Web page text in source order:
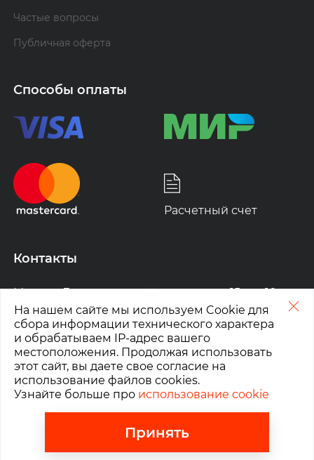
Частые вопросы
Публичная оферта
Способы оплаты
Расчетный счет
Контакты
Москва,Ленинградский проспект, д. 15 стр.10
График работы:
ПН-ПТ: 10:00-19:00
СБ, ВС: выходной
+7 (495) 780-50-16
info@cishop.ru
На нашем сайте мы используем Cookie для
сбора информации технического характера
и обрабатываем IP-адрес вашего
местоположения. Продолжая использовать
этот сайт, вы даете свое согласие на
использование файлов cookies.
Узнайте больше про использование cookie
Принять